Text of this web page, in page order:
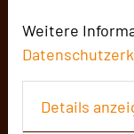
Weitere
Details